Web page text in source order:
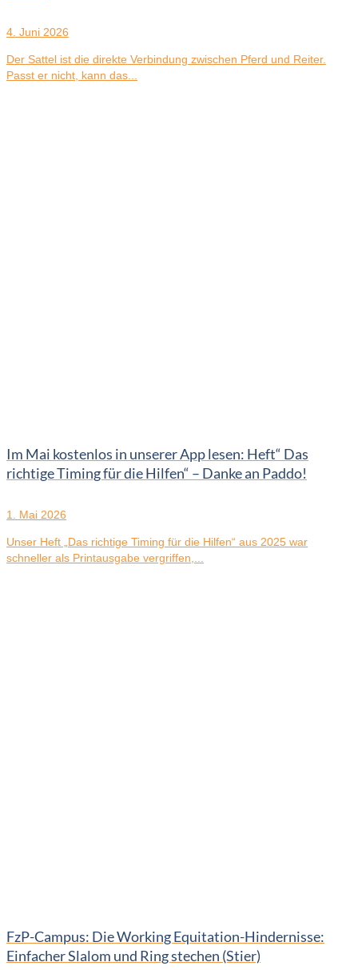
4. Juni 2026
Der Sattel ist die direkte Verbindung zwischen Pferd und Reiter.
Passt er nicht, kann das...
Im Mai kostenlos in unserer App lesen: Heft“ Das
richtige Timing für die Hilfen“ – Danke an Paddo!
1. Mai 2026
Unser Heft „Das richtige Timing für die Hilfen“ aus 2025 war
schneller als Printausgabe vergriffen,...
FzP-Campus: Die Working Equitation-Hindernisse:
Einfacher Slalom und Ring stechen (Stier)